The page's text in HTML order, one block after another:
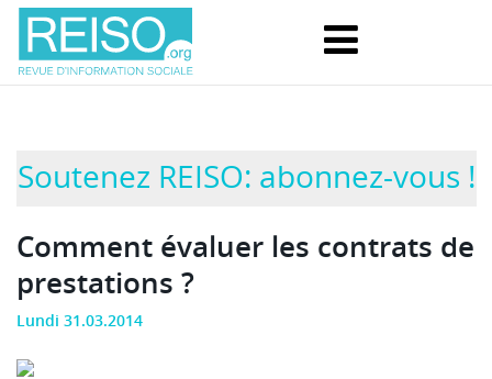
Soutenez REISO: abonnez-vous !
Comment évaluer les contrats de
prestations ?
Lundi 31.03.2014